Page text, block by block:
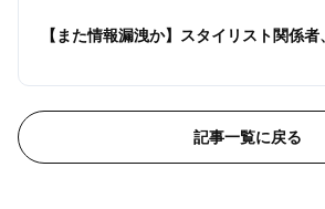
【また情報漏洩か】スタイリスト関係
記事一覧に戻る